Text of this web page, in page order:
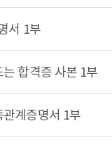
서 1부
합격증 사본 1부
계증명서 1부